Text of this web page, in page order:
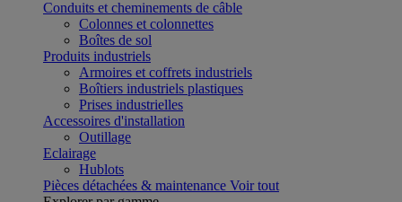
Conduits et cheminements de câble
Colonnes et colonnettes
Boîtes de sol
Produits industriels
Armoires et coffrets industriels
Boîtiers industriels plastiques
Prises industrielles
Accessoires d'installation
Outillage
Eclairage
Hublots
Pièces détachées & maintenance Voir tout